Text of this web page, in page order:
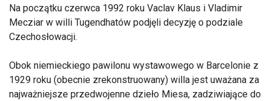
Na początku czerwca 1992 roku Vaclav Klaus i Vladimir
Mecziar w willi Tugendhatów podjęli decyzję o podziale
Czechosłowacji.
Obok niemieckiego pawilonu wystawowego w Barcelonie z
1929 roku (obecnie zrekonstruowany) willa jest uważana za
najważniejsze przedwojenne dzieło Miesa, zadziwiające do